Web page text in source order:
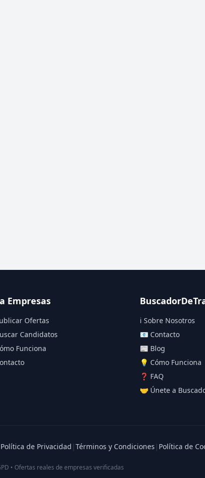
Empresas
Ofertas
Candidatos
Funciona
ℹ️ Sobre Nosotros
📧 Contacto
📰 Blog
💡 Cómo Funciona
❓ FAQ
🤝 Únete a
Política de Privacidad | Términos y Condiciones | Política de
• Ofertas reales de empresas verificadas